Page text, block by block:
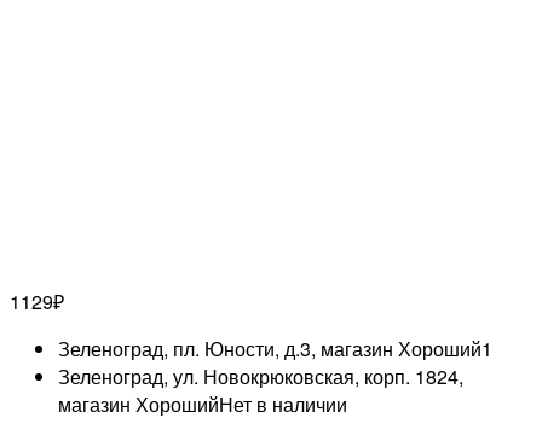
1129₽
Зеленоград, пл. Юности, д.3, магазин Хороший1
Зеленоград, ул. Новокрюковская, корп. 1824,
магазин ХорошийНет в наличии